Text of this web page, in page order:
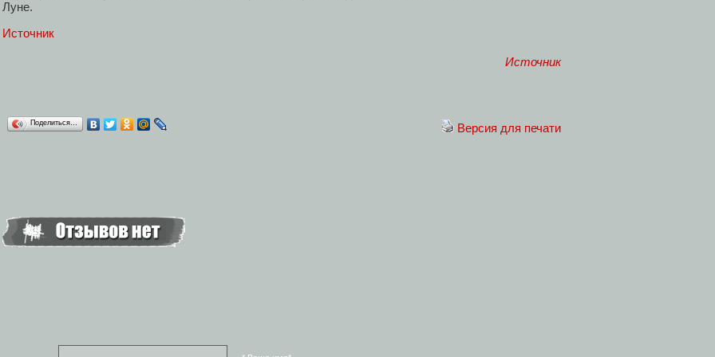
Луне.
Источник
Источник
Версия для печати
Поделиться…